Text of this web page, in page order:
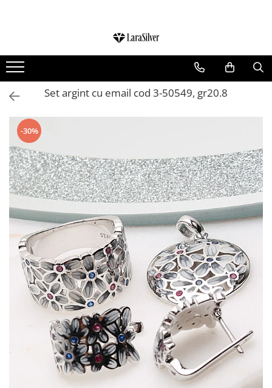
CERCEI ARGINT
BRATARI ARGINT
COLIERE ARGINT
LANTISOARE ARGINT
CRUCIULITE SI ICONITE ARGINT
PANDANTIVE ARGINT
BROSE ARGINT
VERIGHETE ARGINT
BIJUTERII ARGINT PENTRU COPII
BIJUTERII ARGINT PENTRU BARBATI
INELE ARGINT
marime reglabila
marimea 47
marimea 48
marimea 49
marimea 50
marimea 51
marimea 52
Set argint cu email cod 3-50549, gr20.8
-30%